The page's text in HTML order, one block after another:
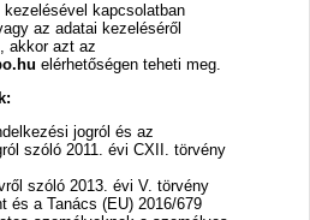
kapcsolatban
az adatai kezeléséről
akkor azt az
elérhetőségen teheti meg.
jogról és az
szóló 2011. évi CXII. törvény
szóló 2013. évi V. törvény
és a Tanács (EU) 2016/679